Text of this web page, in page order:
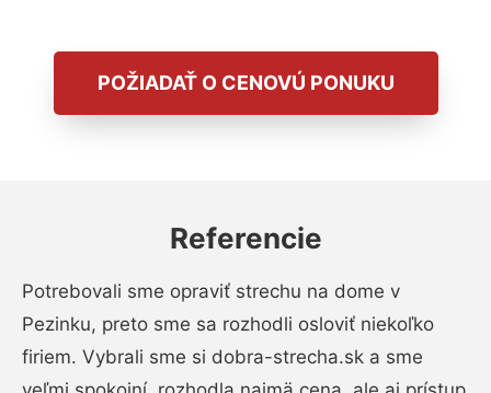
POŽIADAŤ O CENOVÚ PONUKU
Referencie
Potrebovali sme opraviť strechu na dome v
Pezinku, preto sme sa rozhodli osloviť niekoľko
firiem. Vybrali sme si dobra-strecha.sk a sme